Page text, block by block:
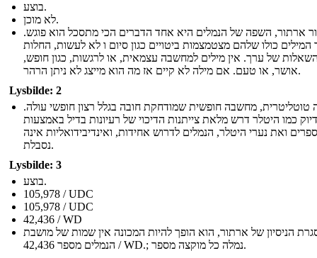
בוצע.
לא מוכן.
ארתור, השפה של הנמלים היא אחד הדברים הכי מתסכל הוא פוגש.
המילים כולו שלהם מצטמצמות ביטויים כגון סיום ו לא לעשות, החלות
של ערך. אין מילים למחשבה עצמאית, או לרגשות, כגון חופש,
אושר, או טעם. אם מילה לא קיים אז מה הוא מייצג לא ניתן הרהר.
Lysbilde: 2
טוטליטרית, מחשבה חופשית שמודחקת חובה בגלל רצון חופשי עולה.
כמו היטלר דרש מלאת צייתנות הדיכוי של רעיונות בדיל באמצעות
ואת נערי היטלר, הנמלים לדרוש אחידות, ואינדיבידואליות אינה
נסבלת.
Lysbilde: 3
בוצע.
105,978 / UDC
105,978 / UDC
42,436 / WD
הניסיון של ארתור, הוא הופך להיות המכונה אין שמות של מושבת
הנמלים מספר 42,436 / WD.; נמלה כל מוקצה מספר.